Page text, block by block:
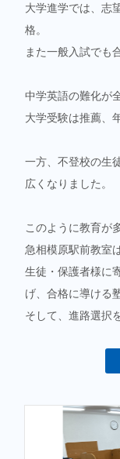
大学進学では、志
格。
また一般入試でも
中学英語の難化が
大学受験は推薦、
一方、不登校の生
広くなりました。
このように教育が
急相模原駅前教室は
生徒・保護者様に
げ、合格に導ける
そして、進路選択
「地域に根差し」